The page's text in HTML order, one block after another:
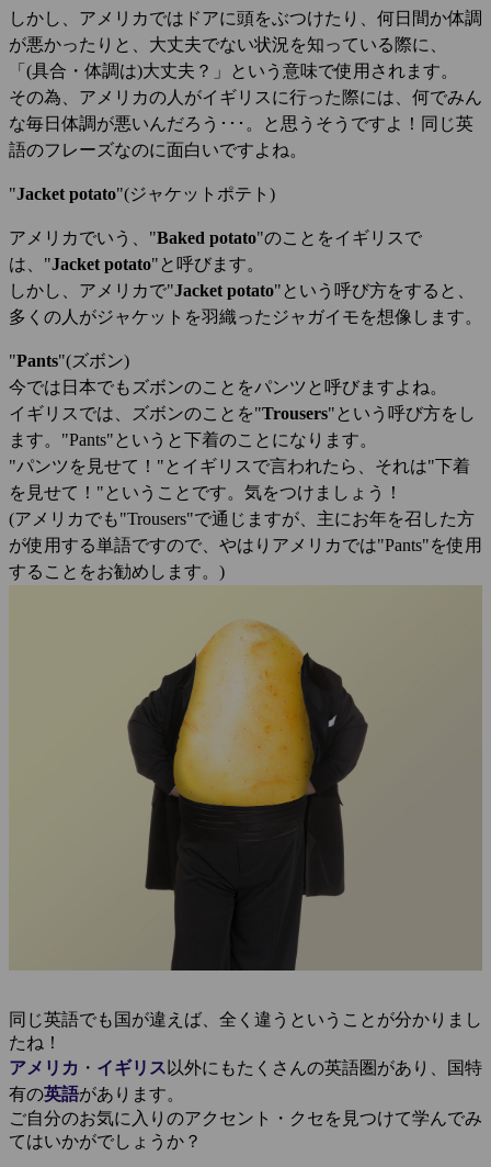
しかし、アメリカではドアに頭をぶつけたり、何日間か体調
が悪かったりと、大丈夫でない状況を知っている際に、
「(具合・体調は)大丈夫？」という意味で使用されます。
その為、アメリカの人がイギリスに行った際には、何でみん
な毎日体調が悪いんだろう･･･。と思うそうですよ！同じ英
語のフレーズなのに面白いですよね。
"Jacket potato"(ジャケットポテト)
アメリカでいう、"Baked potato"のことをイギリスで
は、"Jacket potato"と呼びます。
しかし、アメリカで"Jacket potato"という呼び方をすると、
多くの人がジャケットを羽織ったジャガイモを想像します。
"Pants"(ズボン)
今では日本でもズボンのことをパンツと呼びますよね。
イギリスでは、ズボンのことを"Trousers"という呼び方をし
ます。"Pants"というと下着のことになります。
"パンツを見せて！"とイギリスで言われたら、それは"下着
を見せて！"ということです。気をつけましょう！
(アメリカでも"Trousers"で通じますが、主にお年を召した方
が使用する単語ですので、やはりアメリカでは"Pants"を使用
することをお勧めします。)
同じ英語でも国が違えば、全く違うということが分かりまし
たね！
アメリカ ・ イギリス 以外にもたくさんの英語圏があり、国特
有の英語があります。
ご自分のお気に入りのアクセント・クセを見つけて学んでみ
てはいかがでしょうか？